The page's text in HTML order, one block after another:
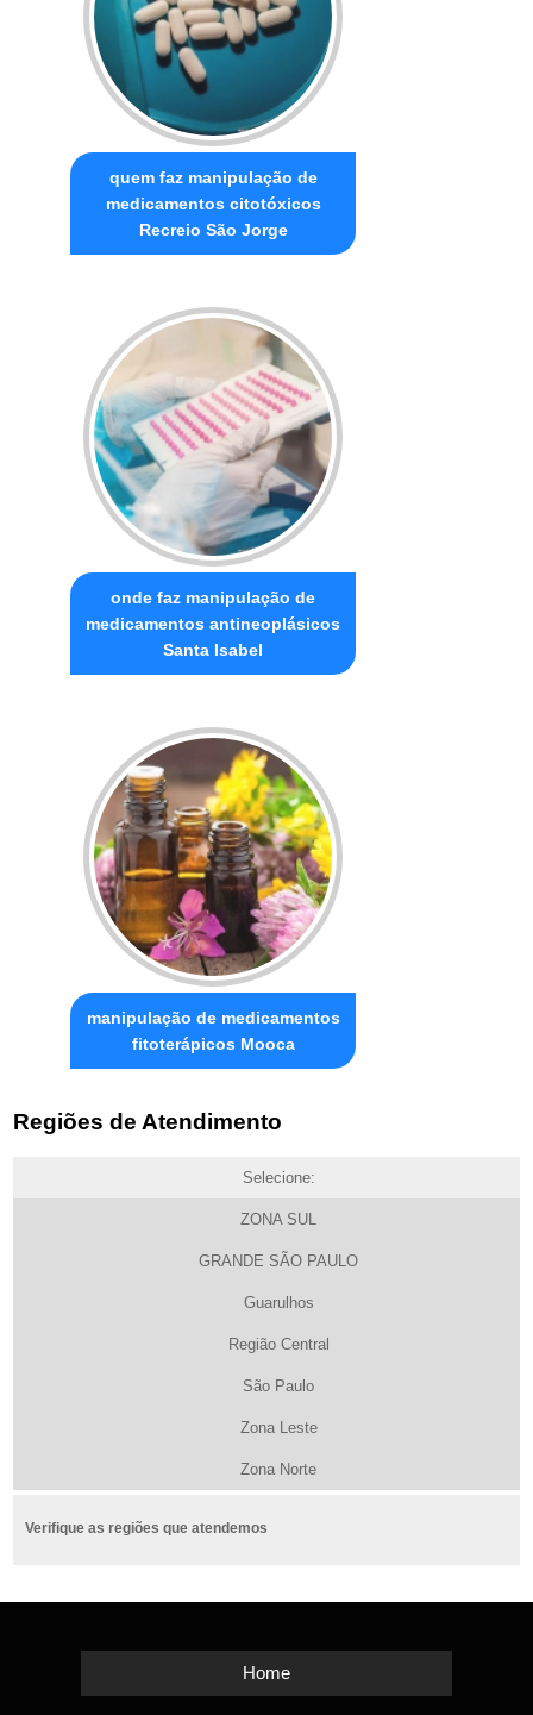
quem faz manipulação de
medicamentos citotóxicos
Recreio São Jorge
onde faz manipulação de
medicamentos antineoplásicos
Santa Isabel
manipulação de medicamentos
fitoterápicos Mooca
Regiões de Atendimento
Selecione:
ZONA SUL
GRANDE SÃO PAULO
Guarulhos
Região Central
São Paulo
Zona Leste
Zona Norte
Verifique as regiões que atendemos
Home